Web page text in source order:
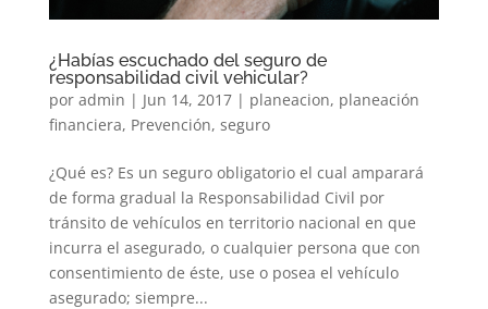
¿Habías escuchado del seguro de
responsabilidad civil vehicular?
por admin | Jun 14, 2017| planeacion, planeación
financiera, Prevención, seguro
¿Qué es? Es un seguro obligatorio el cual amparará
de forma gradual la Responsabilidad Civil por
tránsito de vehículos en territorio nacional en que
incurra el asegurado, o cualquier persona que con
consentimiento de éste, use o posea el vehículo
asegurado; siempre...